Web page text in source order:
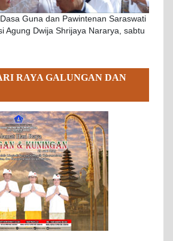
Guna dan Pawintenan Saraswati
Agung Dwija Shrijaya Nararya, sabtu
RAYA GALUNGAN DAN